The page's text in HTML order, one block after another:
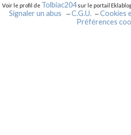
Voir le profil de Tolbiac204sur le portail
Signaler un abus
C.G.U.
Cookies
Préférences